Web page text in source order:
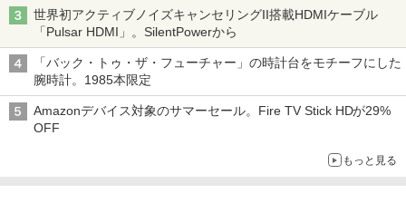
世界初アクティブノイズキャンセリングII搭載HDMIケーブル
「Pulsar HDMI」。SilentPowerから
「バック・トゥ・ザ・フューチャー」の時計台をモチーフにした
腕時計。1985本限定
Amazonデバイス対象のサマーセール。Fire TV Stick HDが29%
OFF
もっと見る